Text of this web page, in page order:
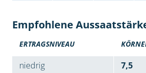
Empfohlene
ERTRAGSNIVEAU
niedrig
7,5